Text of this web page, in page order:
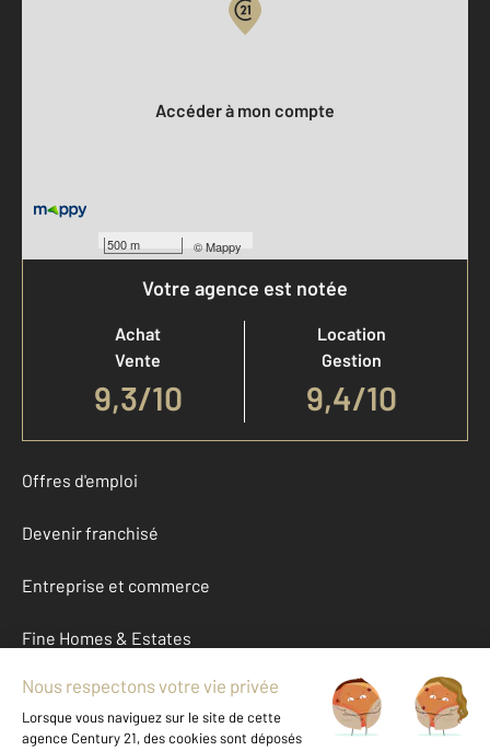
500 m ©Mappy
Accéder à mon compte
Votre agence est notée
Achat
Vente
9,3/10
Location
Gestion
9,4/10
Offres d'emploi
Devenir franchisé
Entreprise et commerce
Fine Homes & Estates
À propos
International